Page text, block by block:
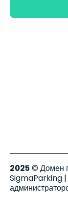
2025 © Домен
SigmaParking |